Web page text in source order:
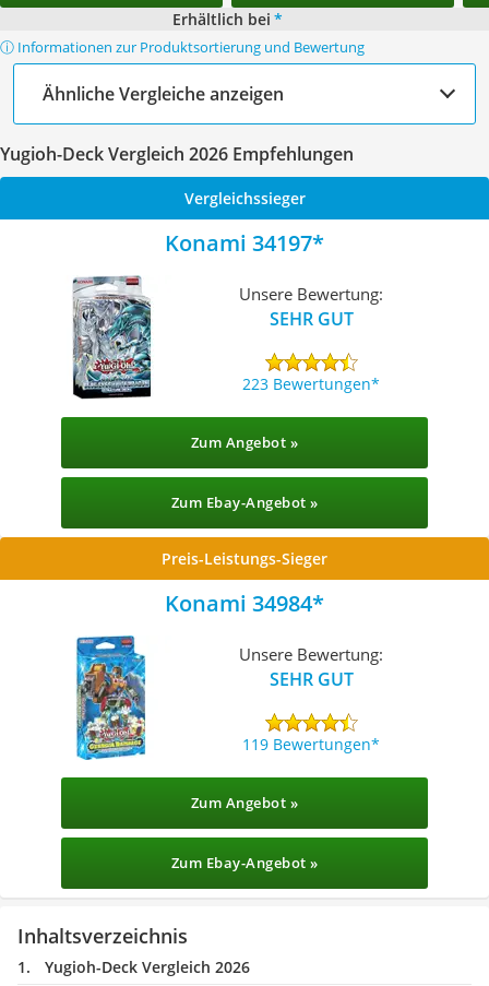
Erhältlich bei *
ⓘ Informationen zur Produktsortierung und Bewertung
Ähnliche Vergleiche anzeigen
Yugioh-Deck Vergleich 2026 Empfehlungen
Vergleichssieger
Konami 34197
Unsere Bewertung:
SEHR GUT
223 Bewertungen
Zum Angebot »
Zum Ebay-Angebot »
Preis-Leistungs-Sieger
Konami 34984
Unsere Bewertung:
SEHR GUT
119 Bewertungen
Zum Angebot »
Zum Ebay-Angebot »
Inhaltsverzeichnis
Yugioh-Deck Vergleich 2026